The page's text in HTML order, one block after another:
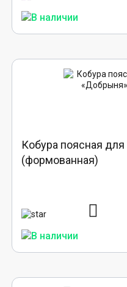
Кобура поясная
(формованная)